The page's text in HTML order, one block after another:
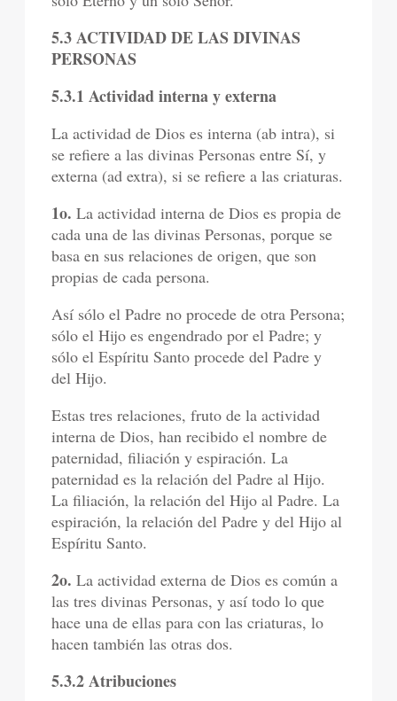
5.3 ACTIVIDAD DE LAS DIVINAS
PERSONAS
5.3.1 Actividad interna y externa
La actividad de Dios es interna (ab intra), si
se refiere a las divinas Personas entre Sí, y
externa (ad extra), si se refiere a las criaturas.
1o. La actividad interna de Dios es propia de
cada una de las divinas Personas, porque se
basa en sus relaciones de origen, que son
propias de cada persona.
Así sólo el Padre no procede de otra Persona;
sólo el Hijo es engendrado por el Padre; y
sólo el Espíritu Santo procede del Padre y
del Hijo.
Estas tres relaciones, fruto de la actividad
interna de Dios, han recibido el nombre de
paternidad, filiación y espiración. La
paternidad es la relación del Padre al Hijo.
La filiación, la relación del Hijo al Padre. La
espiración, la relación del Padre y del Hijo al
Espíritu Santo.
2o.La actividad externa de Dios es común a
las tres divinas Personas, y así todo lo que
hace una de ellas para con las criaturas, lo
hacen también las otras dos.
5.3.2 Atribuciones